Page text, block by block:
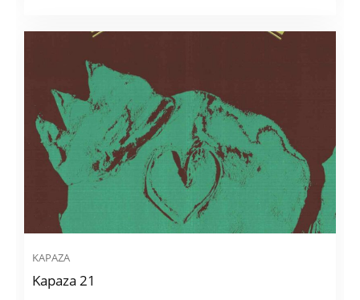
KAPAZA
Kapaza 21